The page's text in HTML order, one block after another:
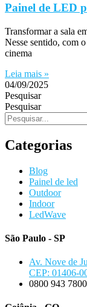
Painel de LED
Transformar a sala
Nesse sentido, com
cinema
Leia mais »
04/09/2025
Pesquisar
Pesquisar
Categorias
Blog
Painel de led
Outdoor
Indoor
LedWave
São Paulo - SP
Av. Nove de
CEP: 01406-
0800 943 7800